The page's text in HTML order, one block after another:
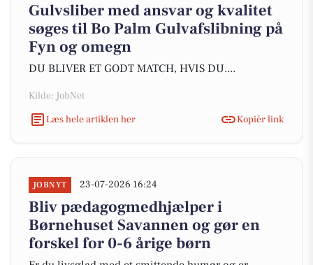
Gulvsliber med ansvar og kvalitet
søges til Bo Palm Gulvafslibning på
Fyn og omegn
DU BLIVER ET GODT MATCH, HVIS DU....
Kilde: JobNet
Læs hele artiklen her
Kopiér link
JOBNYT 23-07-2026 16:24
Bliv pædagogmedhjælper i
Børnehuset Savannen og gør en
forskel for 0-6 årige børn